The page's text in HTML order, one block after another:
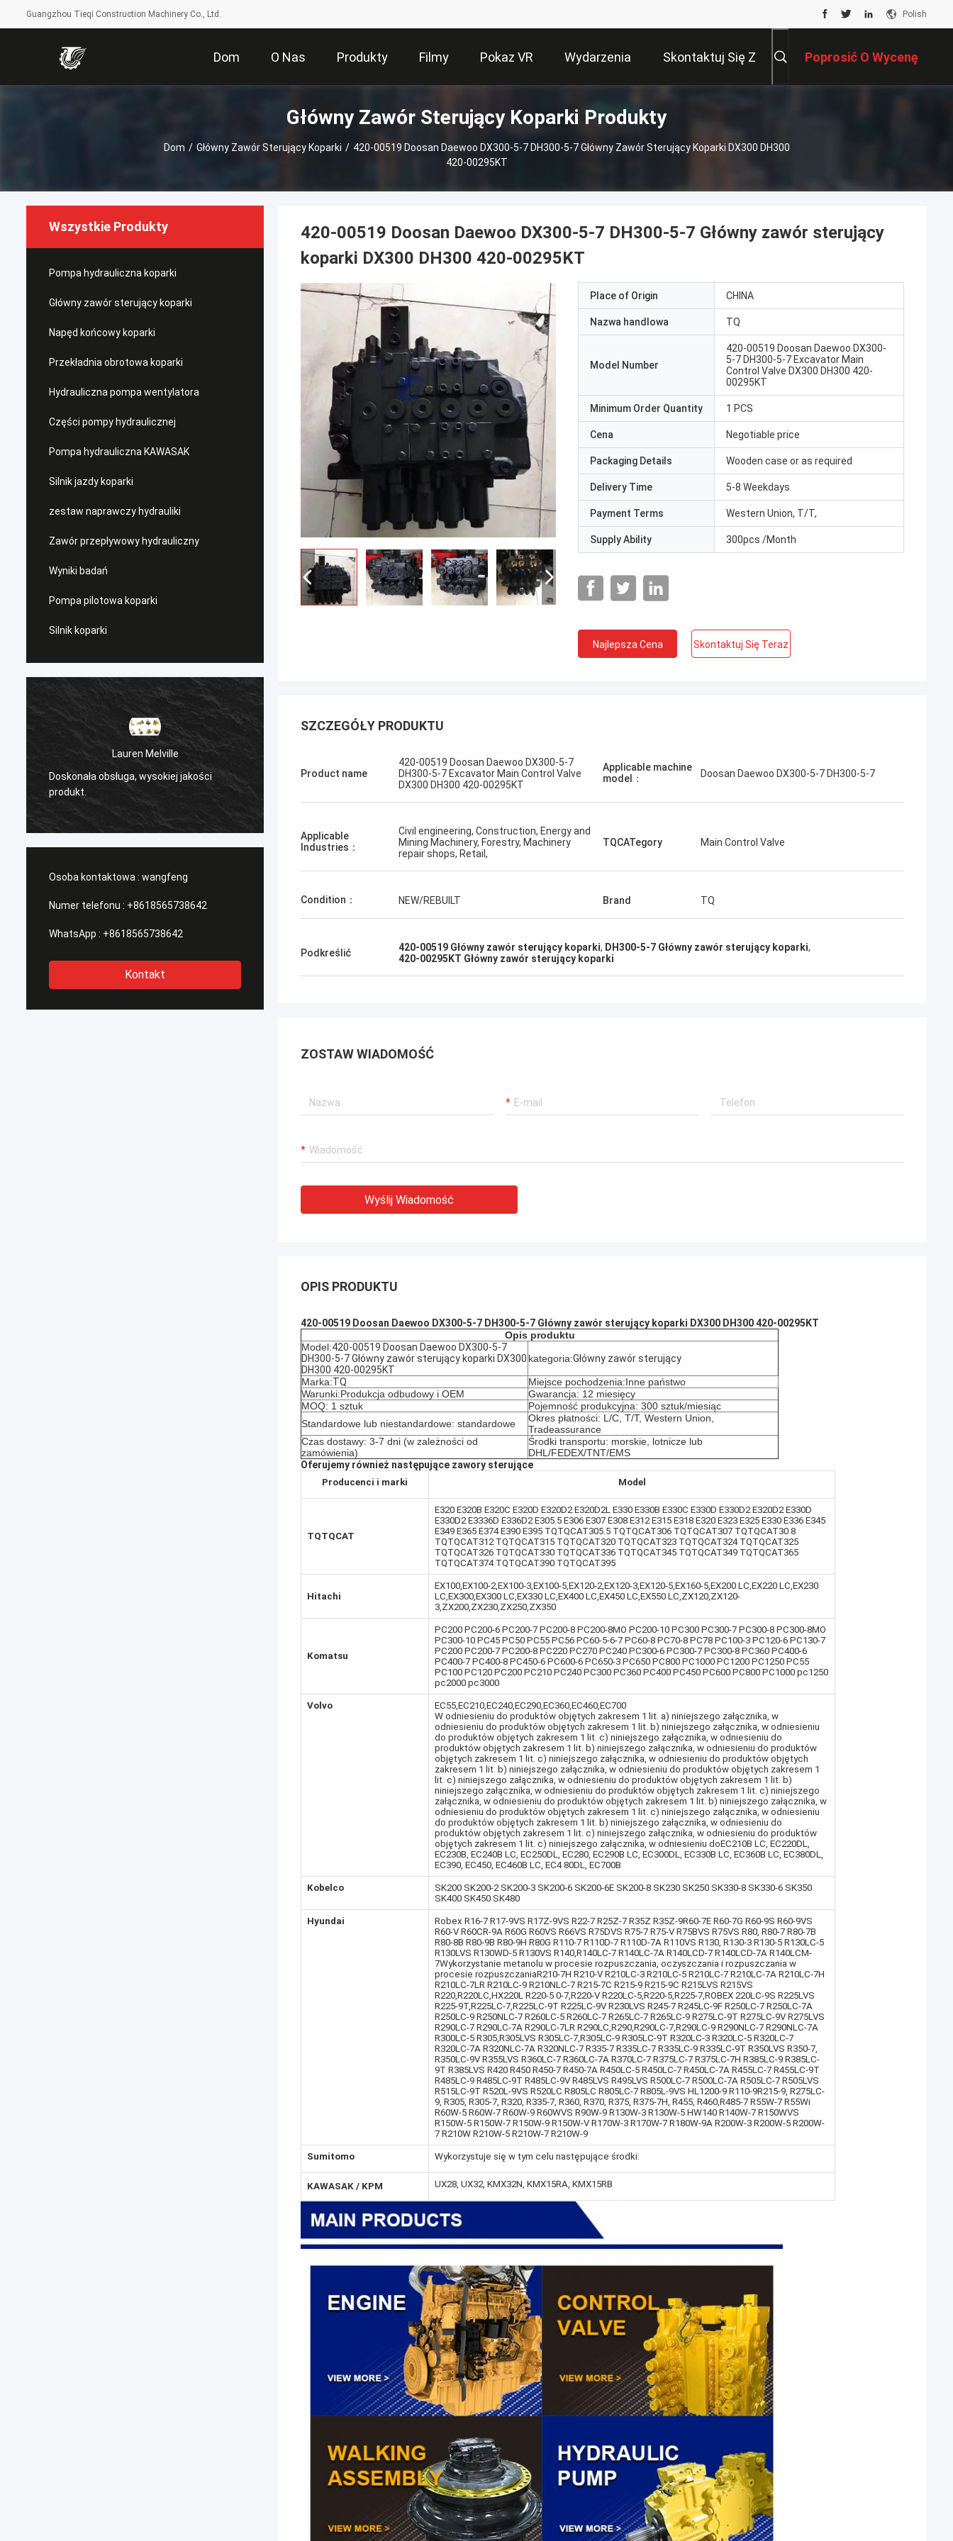
Guangzhou Tieqi Construction Machinery Co., Ltd. Polish
Dom O Nas Produkty Filmy Pokaz VR Wydarzenia Skontaktuj Się Z Poprosić O Wycenę
Główny Zawór Sterujący Koparki Produkty
Dom / Główny Zawór Sterujący Koparki / 420-00519 Doosan Daewoo DX300-5-7 DH300-5-7 Główny Zawór Sterujący Koparki DX300 DH300
420-00295KT
Wszystkie Produkty
Pompa hydrauliczna koparki
Główny zawór sterujący koparki
Napęd końcowy koparki
Przekładnia obrotowa koparki
Hydrauliczna pompa wentylatora
Części pompy hydraulicznej
Pompa hydrauliczna KAWASAK
Silnik jazdy koparki
zestaw naprawczy hydrauliki
Zawór przepływowy hydrauliczny
Wyniki badań
Pompa pilotowa koparki
Silnik koparki
Sanёк Нижегородский
/Serwis zarządzający, szybki ruch.
Erdenetumur Kampana
Przyjemne zakupy
Podoba mi się ta firma. Są profesjonalni i
przyjaźni. Doskonała obsługa i przyjazne
Osoba kontaktowa : wangfeng
Numer telefonu : +8618565738642
WhatsApp : +8618565738642
Kontakt
420-00519 Doosan Daewoo DX300-5-7 DH300-5-7 Główny zawór sterujący
koparki DX300 DH300 420-00295KT
Place of Origin CHINA
Nazwa handlowa TQ
Model Number
420-00519 Doosan Daewoo DX300-
5-7 DH300-5-7 Excavator Main
Control Valve DX300 DH300 420-
00295KT
Minimum Order Quantity 1 PCS
Cena Negotiable price
Packaging Details Wooden case or as required
Delivery Time 5-8 Weekdays
Payment Terms Western Union, T/T,
Supply Ability 300pcs /Month
Najlepsza Cena Skontaktuj Się Teraz
SZCZEGÓŁY PRODUKTU
Product name
420-00519 Doosan Daewoo DX300-5-7
DH300-5-7 Excavator Main Control Valve
DX300 DH300 420-00295KT
Applicable machine
model：
Doosan Daewoo DX300-5-7 DH300-5-7
Applicable
Industries：
Civil engineering, Construction, Energy and
Mining Machinery, Forestry, Machinery
repair shops, Retail,
TQCATegory Main Control Valve
Condition： NEW/REBUILT Brand TQ
Podkreślić 420-00519 Główny zawór sterujący koparki, DH300-5-7 Główny zawór sterujący koparki,
420-00295KT Główny zawór sterujący koparki
ZOSTAW WIADOMOŚĆ
Wyślij Wiadomość
OPIS PRODUKTU
420-00519 Doosan Daewoo DX300-5-7 DH300-5-7 Główny zawór sterujący koparki DX300 DH300 420-00295KT
Opis produktu
Model:420-00519 Doosan Daewoo DX300-5-7
DH300-5-7 Główny zawór sterujący koparki DX300
DH300 420-00295KT
kategoria:Główny zawór sterujący
Marka:TQ
Miejsce pochodzenia:Inne państwo
Warunki:Produkcja odbudowy i OEM
Gwarancja: 12 miesięcy
MOQ: 1 sztuk
Pojemność produkcyjna: 300 sztuk/miesiąc
Standardowe lub niestandardowe: standardowe
Okres płatności: L/C, T/T, Western Union,
Tradeassurance
Czas dostawy: 3-7 dni (w zależności od
zamówienia)
Środki transportu: morskie, lotnicze lub
DHL/FEDEX/TNT/EMS
Oferujemy również następujące zawory sterujące
Producenci i marki Model
TQTQCAT
E320 E320B E320C E320D E320D2 E320D2L E330 E330B E330C E330D E330D2 E320D2 E330D
E330D2 E3336D E336D2 E305.5 E306 E307 E308 E312 E315 E318 E320 E323 E325 E330 E336 E345
E349 E365 E374 E390 E395 TQTQCAT305.5 TQTQCAT306 TQTQCAT307 TQTQCAT30 8
TQTQCAT312 TQTQCAT315 TQTQCAT320 TQTQCAT323 TQTQCAT324 TQTQCAT325
TQTQCAT326 TQTQCAT330 TQTQCAT336 TQTQCAT345 TQTQCAT349 TQTQCAT365
TQTQCAT374 TQTQCAT390 TQTQCAT395
Hitachi
EX100,EX100-2,EX100-3,EX100-5,EX120-2,EX120-3,EX120-5,EX160-5,EX200 LC,EX220 LC,EX230
LC,EX300,EX300 LC,EX330 LC,EX400 LC,EX450 LC,EX550 LC,ZX120,ZX120-
3,ZX200,ZX230,ZX250,ZX350
Komatsu
PC200 PC200-6 PC200-7 PC200-8 PC200-8MO PC200-10 PC300 PC300-7 PC300-8 PC300-8MO
PC300-10 PC45 PC50 PC55 PC56 PC60-5-6-7 PC60-8 PC70-8 PC78 PC100-3 PC120-6 PC130-7
PC200 PC200-7 PC200-8 PC220 PC270 PC240 PC300-6 PC300-7 PC300-8 PC360 PC400-6
PC400-7 PC400-8 PC450-6 PC600-6 PC650-3 PC650 PC800 PC1000 PC1200 PC1250 PC55
PC100 PC120 PC200 PC210 PC240 PC300 PC360 PC400 PC450 PC600 PC800 PC1000 pc1250
pc2000 pc3000
Volvo
EC55,EC210,EC240,EC290,EC360,EC460,EC700
W odniesieniu do produktów objętych zakresem 1 lit. a) niniejszego załącznika, w
odniesieniu do produktów objętych zakresem 1 lit. b) niniejszego załącznika, w odniesieniu
do produktów objętych zakresem 1 lit. c) niniejszego załącznika, w odniesieniu do
produktów objętych zakresem 1 lit. b) niniejszego załącznika, w odniesieniu do produktów
objętych zakresem 1 lit. c) niniejszego załącznika, w odniesieniu do produktów objętych
zakresem 1 lit. b) niniejszego załącznika, w odniesieniu do produktów objętych zakresem 1
lit. c) niniejszego załącznika, w odniesieniu do produktów objętych zakresem 1 lit. b)
niniejszego załącznika, w odniesieniu do produktów objętych zakresem 1 lit. c) niniejszego
załącznika, w odniesieniu do produktów objętych zakresem 1 lit. b) niniejszego załącznika, w
odniesieniu do produktów objętych zakresem 1 lit. c) niniejszego załącznika, w odniesieniu
do produktów objętych zakresem 1 lit. b) niniejszego załącznika, w odniesieniu do
produktów objętych zakresem 1 lit. c) niniejszego załącznika, w odniesieniu do produktów
objętych zakresem 1 lit. c) niniejszego załącznika, w odniesieniu doEC210B LC, EC220DL,
EC230B, EC240B LC, EC250DL, EC280, EC290B LC, EC300DL, EC330B LC, EC360B LC, EC380DL,
EC390, EC450, EC460B LC, EC4 80DL, EC700B
Kobelco
SK200 SK200-2 SK200-3 SK200-6 SK200-6E SK200-8 SK230 SK250 SK330-8 SK330-6 SK350
SK400 SK450 SK480
Hyundai
Robex R16-7 R17-9VS R17Z-9VS R22-7 R25Z-7 R35Z R35Z-9R60-7E R60-7G R60-9S R60-9VS
R60-V R60CR-9A R60G R60VS R66VS R75DVS R75-7 R75-V R75BVS R75VS R80, R80-7 R80-7B
R80-8B R80-9B R80-9H R80G R110-7 R110D-7 R110D-7A R110VS R130, R130-3 R130-5 R130LC-5
R130LVS R130WD-5 R130VS R140,R140LC-7 R140LC-7A R140LCD-7 R140LCD-7A R140LCM-
7Wykorzystanie metanolu w procesie rozpuszczania, oczyszczania i rozpuszczania w
procesie rozpuszczaniaR210-7H R210-V R210LC-3 R210LC-5 R210LC-7 R210LC-7A R210LC-7H
R210LC-7LR R210LC-9 R210NLC-7 R215-7C R215-9 R215-9C R215LVS R215VS
R220,R220LC,HX220L R220-5 0-7,R220-V R220LC-5,R220-5,R225-7,ROBEX 220LC-9S R225LVS
R225-9T,R225LC-7,R225LC-9T R225LC-9V R230LVS R245-7 R245LC-9F R250LC-7 R250LC-7A
R250LC-9 R250NLC-7 R260LC-5 R260LC-7 R265LC-7 R265LC-9 R275LC-9T R275LC-9V R275LVS
R290LC-7 R290LC-7A R290LC-7LR R290LC,R290,R290LC-7,R290LC-9 R290NLC-7 R290NLC-7A
R300LC-5 R305,R305LVS R305LC-7,R305LC-9 R305LC-9T R320LC-3 R320LC-5 R320LC-7
R320LC-7A R320NLC-7A R320NLC-7 R335-7 R335LC-7 R335LC-9 R335LC-9T R350LVS R350-7,
R350LC-9V R355LVS R360LC-7 R360LC-7A R370LC-7 R375LC-7 R375LC-7H R385LC-9 R385LC-
9T R385LVS R420 R450 R450-7 R450-7A R450LC-5 R450LC-7 R450LC-7A R455LC-7 R455LC-9T
R485LC-9 R485LC-9T R485LC-9V R485LVS R495LVS R500LC-7 R500LC-7A R505LC-7 R505LVS
R515LC-9T R520L-9VS R520LC R805LC R805LC-7 R805L-9VS HL1200-9 R110-9R215-9, R275LC-
9, R305, R305-7, R320, R335-7, R360, R370, R375, R375-7H, R455, R460,R485-7 R55W-7 R55Wi
R60W-5 R60W-7 R60W-9 R60WVS R90W-9 R130W-3 R130W-5 HW140 R140W-7 R150WVS
R150W-5 R150W-7 R150W-9 R150W-V R170W-3 R170W-7 R180W-9A R200W-3 R200W-5 R200W-
7 R210W R210W-5 R210W-7 R210W-9
Sumitomo Wykorzystuje się w tym celu następujące środki:
KAWASAK / KPM UX28, UX32, KMX32N, KMX15RA, KMX15RB